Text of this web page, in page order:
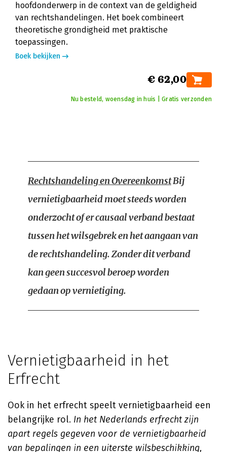
hoofdonderwerp in de context van de geldigheid
van rechtshandelingen. Het boek combineert
theoretische grondigheid met praktische
toepassingen.
Boek bekijken
€ 62,00
Nu besteld, woensdag in huis | Gratis verzonden
Rechtshandeling en OvereenkomstBij
vernietigbaarheid moet steeds worden
onderzocht of er causaal verband bestaat
tussen het wilsgebrek en het aangaan van
de rechtshandeling. Zonder dit verband
kan geen succesvol beroep worden
gedaan op vernietiging.
Vernietigbaarheid in het
Erfrecht
Ook in het erfrecht speelt vernietigbaarheid een
belangrijke rol. In het Nederlands erfrecht zijn
apart regels gegeven voor de vernietigbaarheid
van bepalingen in een uiterste wilsbeschikking,